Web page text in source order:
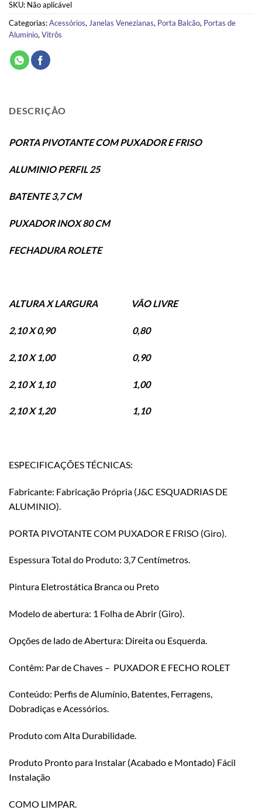
SKU: Não aplicável
Categorias:Acessórios, Janelas Venezianas, Porta Balcão, Portas de
Alumínio, Vitrôs
DESCRIÇÃO
PORTA PIVOTANTE COM PUXADOR E FRISO
ALUMINIO PERFIL 25
BATENTE 3,7 CM
PUXADOR INOX 80 CM
FECHADURA ROLETE
ALTURA X LARGURA VÃO LIVRE
2,10 X 0,90 0,80
2,10 X 1,00 0,90
2,10 X 1,10 1,00
2,10 X 1,20 1,10
ESPECIFICAÇÕES TÉCNICAS:
Fabricante: Fabricação Própria (J&C ESQUADRIAS DE
ALUMINIO).
PORTA PIVOTANTE COM PUXADOR E FRISO (Giro).
Espessura Total do Produto: 3,7 Centímetros.
Pintura Eletrostática Branca ou Preto
Modelo de abertura: 1 Folha de Abrir (Giro).
Opções de lado de Abertura: Direita ou Esquerda.
Contêm: Par de Chaves – PUXADOR E FECHO ROLET
Conteúdo: Perfis de Alumínio, Batentes, Ferragens,
Dobradiças e Acessórios.
Produto com Alta Durabilidade.
Produto Pronto para Instalar (Acabado e Montado) Fácil
Instalação
COMO LIMPAR.